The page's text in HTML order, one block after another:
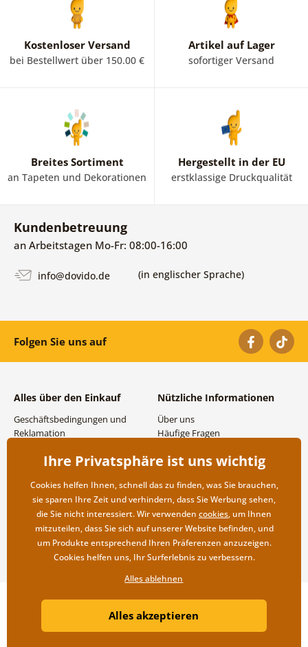
Ihre Kinder den kosmischen Himmel auch in ihrem
zimmer
Wählen Sie einfach aus
unserem großen Angebot an hochwertigen Vliestapeten
mit diesem trendigen Motiv, das Ihnen nie langweilig wird.
Kostenloser Versand
bei Bestellwert über 150.00 €
Artikel auf Lager
sofortiger Versand
Breites Sortiment
an Tapeten und Dekorationen
Hergestellt in der EU
erstklassige Druckqualität
Kundenbetreuung
an Arbeitstagen Mo-Fr: 08:00-16:00
info@dovido.de (in englischer Sprache)
Folgen Sie uns auf
Alles über den Einkauf
Geschäftsbedingungen und
Reklamation
Versand- und
Rücksendung der Ware
Nützliche Informationen
Über uns
Häufige Fragen
Großhandel und
Copyright ©2019 © Dovido.at.
Litvanyi.sk| Online-Shop erstellt von
Ihre Privatsphäre ist uns wichtig
Cookies helfen Ihnen, schnell das zu finden, was Sie brauchen,
sie sparen Ihre Zeit und verhindern, dass Sie Werbung sehen,
die Sie nicht interessiert. Wir verwenden cookies, um Ihnen
mitzuteilen, dass Sie sich auf unserer Website befinden, und
um Produkte entsprechend Ihren Präferenzen anzuzeigen.
Cookies helfen uns, Ihr Surferlebnis zu verbessern.
Alles ablehnen
Alles akzeptieren